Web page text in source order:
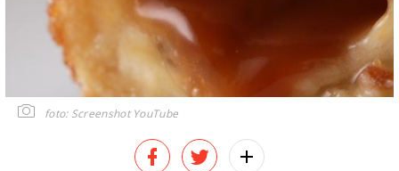
foto: Screenshot YouTube